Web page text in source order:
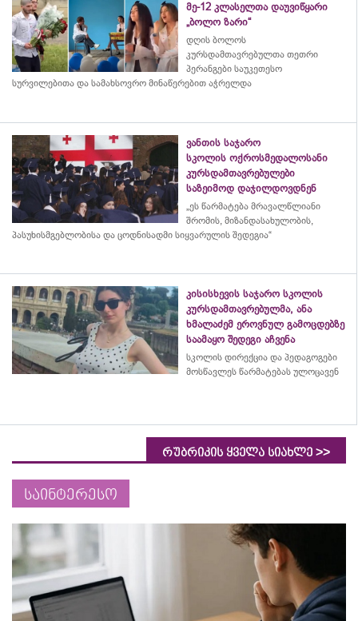
მე-12 კლასელთა დაუვიწყარი
„ბოლო ზარი“
დღის ბოლოს
კურსდამთავრებულთა თეთრი
პერანგები საუკეთესო
სურვილებითა და სამახსოვრო მინაწერებით აჭრელდა
ვანთის საჯარო
სკოლის ოქროსმედალოსანი
კურსდამთავრებულები
საზეიმოდ დაჯილდოვდნენ
„ეს წარმატება მრავალწლიანი
შრომის, მიზანდასახულობის,
პასუხისმგებლობისა და ცოდნისადმი სიყვარულის შედეგია“
კისისხევის საჯარო სკოლის
კურსდამთავრებულმა, ანა
ხმალაძემ ეროვნულ გამოცდებზე
საამაყო შედეგი აჩვენა
სკოლის დირექცია და პედაგოგები
მოსწავლეს წარმატებას ულოცავენ
რუბრიკის ყველა სიახლე >>
საინტერესო